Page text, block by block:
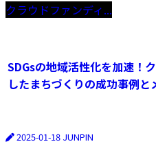
クラウドファンディ...
SDGsの地域活性化を加速！
したまちづくりの成功事例と
2025-01-18 JUNPIN